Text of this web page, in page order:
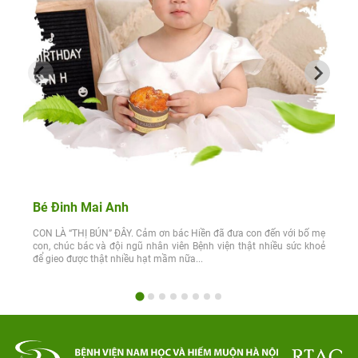
Bé Đinh Mai Anh
CON LÀ “THỊ BÚN” ĐÂY. Cảm ơn bác Hiền đã đưa con đến với bố mẹ
con, chúc bác và đội ngũ nhân viên Bệnh viện thật nhiều sức khoẻ
để gieo được thật nhiều hạt mầm nữa...